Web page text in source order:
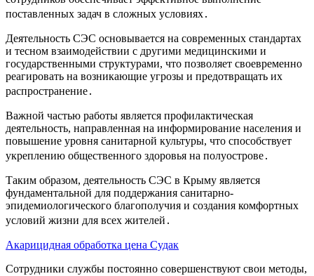
поставленных задач в сложных условиях․
Деятельность СЭС основывается на современных стандартах
и тесном взаимодействии с другими медицинскими и
государственными структурами, что позволяет своевременно
реагировать на возникающие угрозы и предотвращать их
распространение․
Важной частью работы является профилактическая
деятельность, направленная на информирование населения и
повышение уровня санитарной культуры, что способствует
укреплению общественного здоровья на полуострове․
Таким образом, деятельность СЭС в Крыму является
фундаментальной для поддержания санитарно-
эпидемиологического благополучия и создания комфортных
условий жизни для всех жителей․
Акарицидная обработка цена Судак
Сотрудники службы постоянно совершенствуют свои методы,